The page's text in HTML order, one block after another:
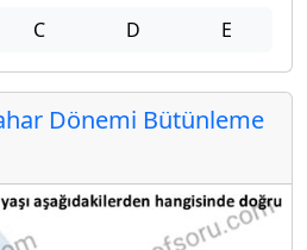
C D E
Dönemi Bütünleme